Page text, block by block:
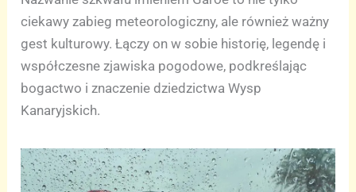
ciekawy zabieg meteorologiczny, ale również ważny
gest kulturowy. Łączy on w sobie historię, legendę i
współczesne zjawiska pogodowe, podkreślając
bogactwo i znaczenie dziedzictwa Wysp
Kanaryjskich.